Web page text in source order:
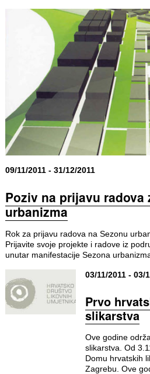
09/11/2011 - 31/12/2011
Poziv na prijavu radova
urbanizma
Rok za prijavu radova na Sezonu
Prijavite svoje projekte i radove iz
unutar manifestacije Sezona
03/11/2011 - 03/
Prvo
slikarstva
Ove godine
slikarstva. Od
Domu hrvatskih
Zagrebu. Ove